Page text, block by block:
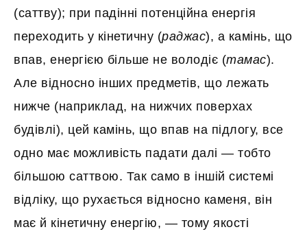
(саттву); при падінні потенційна енергія
переходить у кінетичну (раджас), а камінь, що
впав, енергією більше не володіє (тамас).
Але відносно інших предметів, що лежать
нижче (наприклад, на нижчих поверхах
будівлі), цей камінь, що впав на підлогу, все
одно має можливість падати далі — тобто
більшою саттвою. Так само в іншій системі
відліку, що рухається відносно каменя, він
має й кінетичну енергію, — тому якості